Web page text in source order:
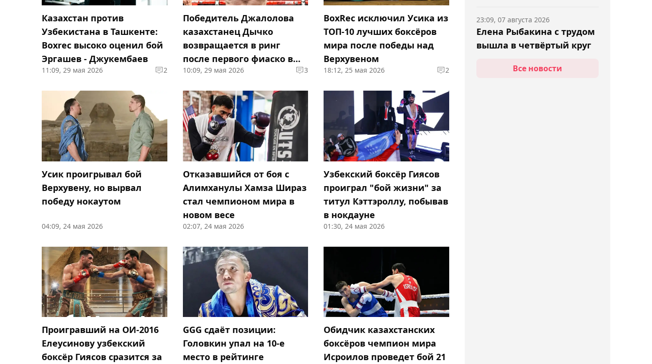
Казахстан против
Узбекистана в Ташкенте:
Boxrec высоко оценил бой
Эргашев - Джукембаев
11:09, 29 мая 2026 2
Победитель Джалолова
казахстанец Дычко
возвращается в ринг
после первого фиаско в
карьере
10:09, 29 мая 2026 3
BoxRec исключил Усика из
ТОП-10 лучших боксёров
мира после победы над
Верхувеном
18:12, 25 мая 2026 2
Усик проигрывал бой
Верхувену, но вырвал
победу нокаутом
04:09, 24 мая 2026
Отказавшийся от боя с
Алимханулы Хамза Шираз
стал чемпионом мира в
новом весе
02:07, 24 мая 2026
Узбекский боксёр Гиясов
проиграл "бой жизни" за
титул Кэттэроллу, побывав
в нокдауне
01:30, 24 мая 2026
Проигравший на ОИ-2016
Елеусинову узбекский
боксёр Гиясов сразится за
GGG сдаёт позиции:
Головкин упал на 10-е
место в рейтинге
Обидчик казахстанских
боксёров чемпион мира
Исроилов проведет бой 21
Елена Рыбакина с трудом
вышла в четвёртый круг
23:09, 07 августа 2026
Все новости